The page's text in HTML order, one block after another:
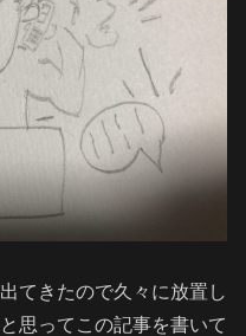
てきたので久々に放置し
思ってこの記事を書いて